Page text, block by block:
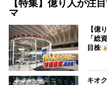
【特集】億り人が注
マ
【億
「総
目株
キオ